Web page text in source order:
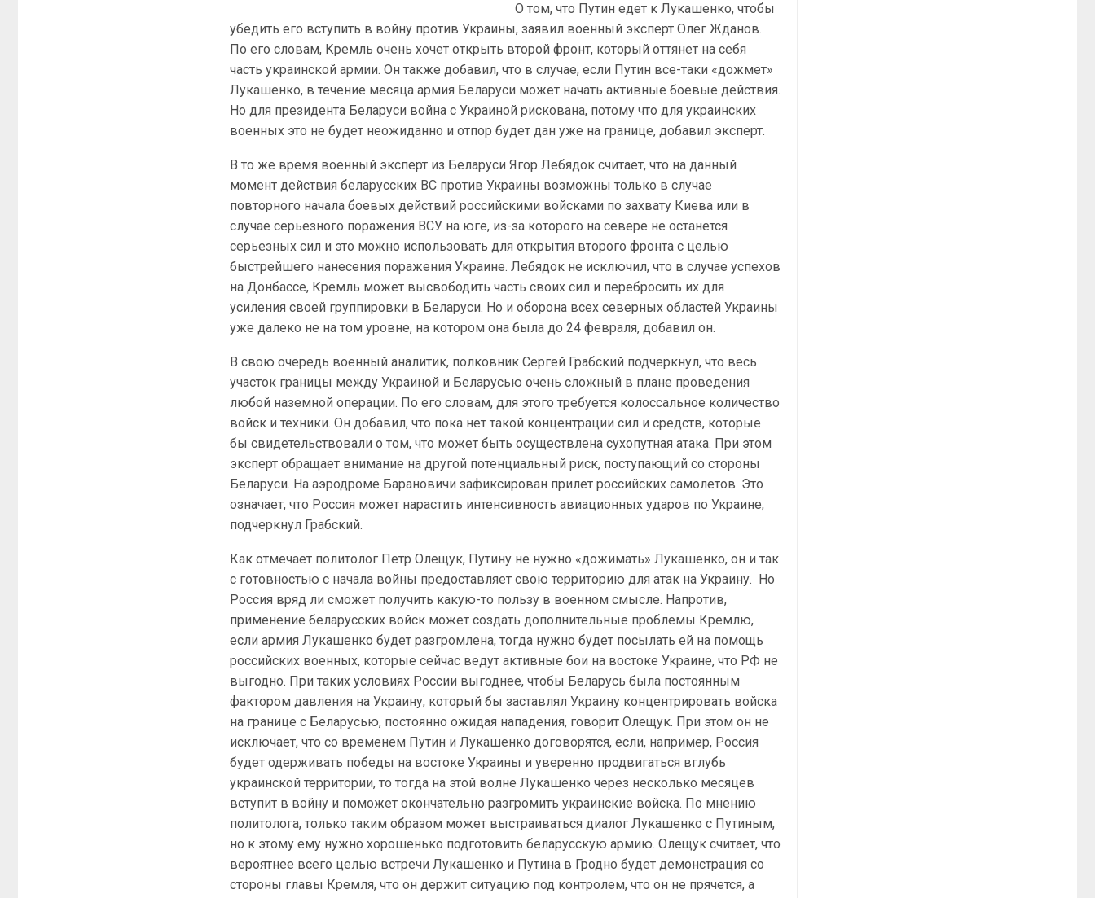
О том, что Путин едет к Лукашенко, чтобы
убедить его вступить в войну против Украины, заявил военный эксперт Олег Жданов.
По его словам, Кремль очень хочет открыть второй фронт, который оттянет на себя
часть украинской армии. Он также добавил, что в случае, если Путин все-таки «дожмет»
Лукашенко, в течение месяца армия Беларуси может начать активные боевые действия.
Но для президента Беларуси война с Украиной рискована, потому что для украинских
военных это не будет неожиданно и отпор будет дан уже на границе, добавил эксперт.
В то же время военный эксперт из Беларуси Ягор Лебядок считает, что на данный
момент действия беларусских ВС против Украины возможны только в случае
повторного начала боевых действий российскими войсками по захвату Киева или в
случае серьезного поражения ВСУ на юге, из-за которого на севере не останется
серьезных сил и это можно использовать для открытия второго фронта с целью
быстрейшего нанесения поражения Украине. Лебядок не исключил, что в случае успехов
на Донбассе, Кремль может высвободить часть своих сил и перебросить их для
усиления своей группировки в Беларуси. Но и оборона всех северных областей Украины
уже далеко не на том уровне, на котором она была до 24 февраля, добавил он.
В свою очередь военный аналитик, полковник Сергей Грабский подчеркнул, что весь
участок границы между Украиной и Беларусью очень сложный в плане проведения
любой наземной операции. По его словам, для этого требуется колоссальное количество
войск и техники. Он добавил, что пока нет такой концентрации сил и средств, которые
бы свидетельствовали о том, что может быть осуществлена сухопутная атака. При этом
эксперт обращает внимание на другой потенциальный риск, поступающий со стороны
Беларуси. На аэродроме Барановичи зафиксирован прилет российских самолетов. Это
означает, что Россия может нарастить интенсивность авиационных ударов по Украине,
подчеркнул Грабский.
Как отмечает политолог Петр Олещук, Путину не нужно «дожимать» Лукашенко, он и так
с готовностью с начала войны предоставляет свою территорию для атак на Украину. Но
Россия вряд ли сможет получить какую-то пользу в военном смысле. Напротив,
применение беларусских войск может создать дополнительные проблемы Кремлю,
если армия Лукашенко будет разгромлена, тогда нужно будет посылать ей на помощь
российских военных, которые сейчас ведут активные бои на востоке Украине, что РФ не
выгодно. При таких условиях России выгоднее, чтобы Беларусь была постоянным
фактором давления на Украину, который бы заставлял Украину концентрировать войска
на границе с Беларусью, постоянно ожидая нападения, говорит Олещук. При этом он не
исключает, что со временем Путин и Лукашенко договорятся, если, например, Россия
будет одерживать победы на востоке Украины и уверенно продвигаться вглубь
украинской территории, то тогда на этой волне Лукашенко через несколько месяцев
вступит в войну и поможет окончательно разгромить украинские войска. По мнению
политолога, только таким образом может выстраиваться диалог Лукашенко с Путиным,
но к этому ему нужно хорошенько подготовить беларусскую армию. Олещук считает, что
вероятнее всего целью встречи Лукашенко и Путина в Гродно будет демонстрация со
стороны главы Кремля, что он держит ситуацию под контролем, что он не прячется, а